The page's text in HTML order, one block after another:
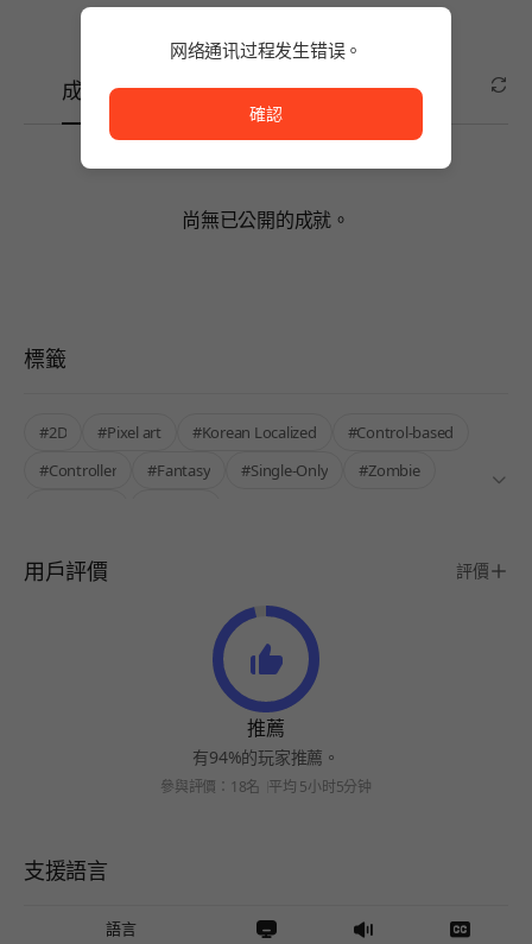
成就
尚無已公開的成就。
標籤
#2D #Pixel art #Korean Localized
#Control-based
#Controller
#Fantasy #Single-Only
#Zombie
用戶評價 評價
推薦
有94%的玩家推薦。
參與評價：18名 平均 5小时5分钟
支援語言
語言
网络通讯过程发生错误。
確認